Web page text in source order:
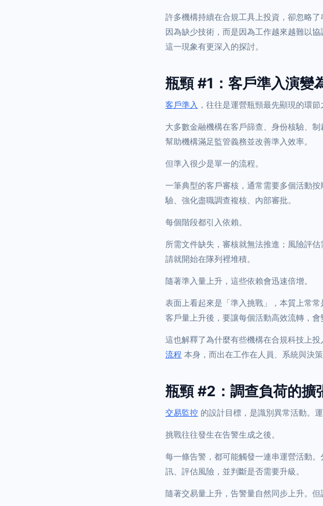
許多機構持續在合規工具上投資，卻忽略
因為缺少技術，而是因為工作越來越難以
這一現象有更深入的探討。
瓶頸 #1：客戶準入演變
客戶準入 ，往往是運營瓶頸最先顯現的環節
大多數金融機構在客戶篩查、身份核驗、
幫助機構滿足監管義務並改善準入效率。
但準入很少是單一的流程。
一筆典型的客戶審核，通常需要多個活動
驗、強化盡職調查複核、內部審批。
每個階段都引入依賴。
所需文件缺失，審核就無法推進；風險評
請就開始在隊列裡堆積。
隨著準入量上升，這些依賴會迅速倍增。
表面上看起來是「準入挑戰」，本質上常
客戶量上升後，要讓每個活動高效流轉，會
這也解釋了為什麼有些機構在合規科技上
流程 本身，而出在工作在人員、系統與決策
瓶頸 #2：調查負荷的擴
交易監控 的設計目標，是識別異常活動。
挑戰往往發生在告警生成之後。
每一條告警，都可能觸發一連串運營活動
訊、評估風險，並判斷是否需要升級。
隨著交易量上升，告警量自然同步上升。